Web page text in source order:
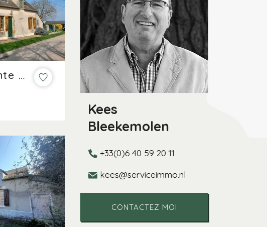
Kees
Bleekemolen
+33(0)6 40 59 20 11
kees@serviceimmo.nl
CONTACTEZ MOI
Charmante maison de campagne avec vue sur 1.700 m²